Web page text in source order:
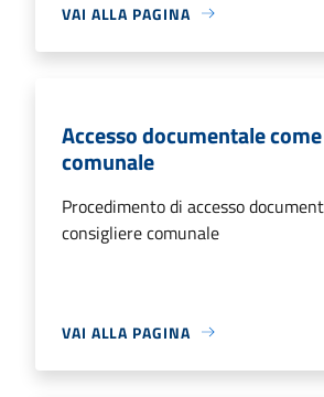
VAI ALLA PAGINA
Accesso documentale
comunale
Procedimento di accesso
consigliere comunale
VAI ALLA PAGINA